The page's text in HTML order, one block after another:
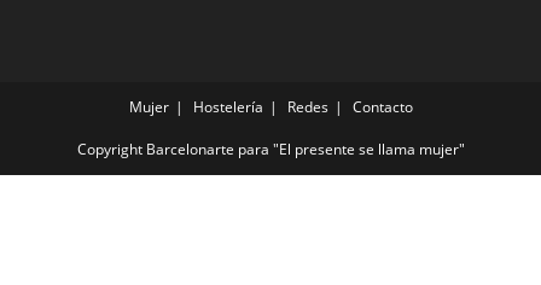
Mujer Hostelería Redes Contacto
Copyright Barcelonarte para "El presente se llama mujer"